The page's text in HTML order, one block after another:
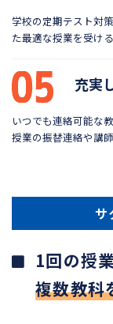
学校の定期テスト対
た最適な授業を受け
充実
いつでも連絡可能な
授業の振替連絡や講
サ
1回の授業
複数教科